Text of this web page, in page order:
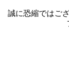
誠に恐縮ではご